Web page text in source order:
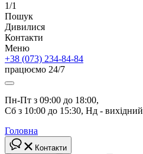
1/1
Пошук
Дивилися
Контакти
Меню
+38 (073) 234-84-84
працюємо 24/7
Пн-Пт з 09:00 до 18:00,
Сб з 10:00 до 15:30, Нд - вихідний
Головна
Контакти